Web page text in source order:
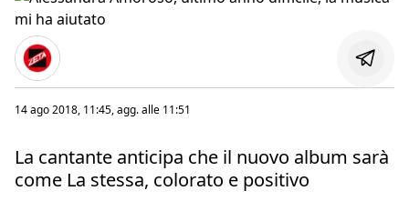
14 ago 2018, 11:45, agg. alle 11:51
La cantante anticipa che il nuovo album sarà
come La stessa, colorato e positivo